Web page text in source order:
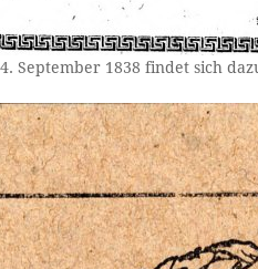
September 1838 findet sich